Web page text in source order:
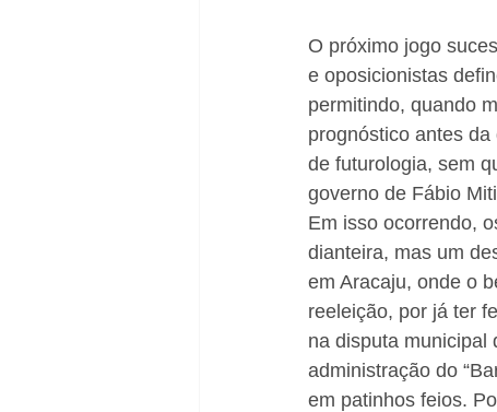
O próximo jogo
e oposicionistas
permitindo, quando
prognóstico antes
de futurologia, sem
governo de Fábio
Em isso ocorrendo,
dianteira, mas um
em Aracaju, onde o
reeleição, por já ter
na disputa municipal
administração do
em patinhos feios.